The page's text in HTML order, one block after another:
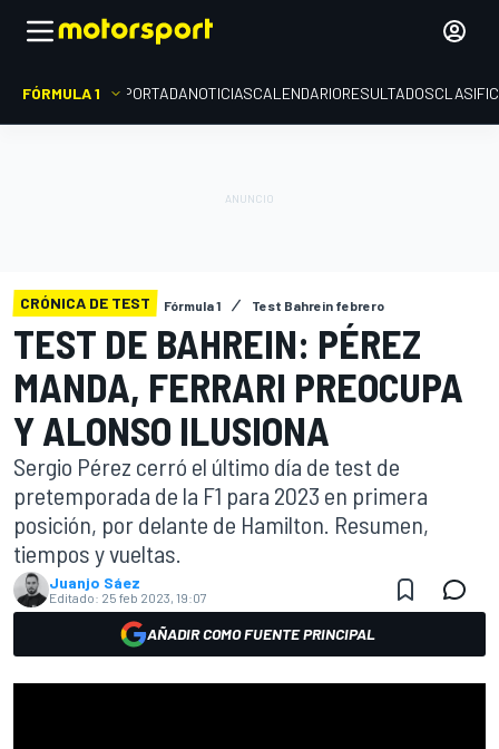
FÓRMULA 1 PORTADANOTICIASCALENDARIORESULTADOS
CRÓNICA DE TEST Fórmula 1 Test Bahrein febrero
TEST DE BAHREIN: PÉREZ
MANDA, FERRARI PREOCUPA
Y ALONSO ILUSIONA
Sergio Pérez cerró el último día de test de
pretemporada de la F1 para 2023 en primera
posición, por delante de Hamilton. Resumen,
tiempos y vueltas.
Juanjo Sáez
Editado: 25 feb 2023, 19:07
AÑADIR COMO FUENTE PRINCIPAL